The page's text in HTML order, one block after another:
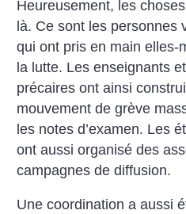
Heureusement, les
là. Ce sont les personnes
qui ont pris en main elles-
la lutte. Les enseignants
précaires ont ainsi
mouvement de grève
les notes d’examen. Les
ont aussi organisé des
campagnes de diffusion.
Une coordination a aussi